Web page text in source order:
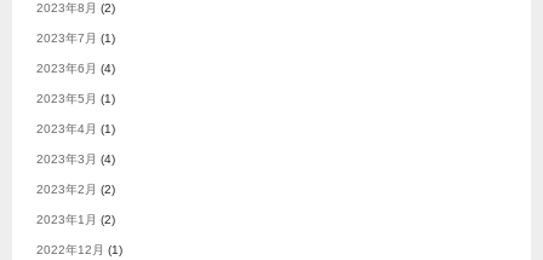
2023年8月 (2)
2023年7月 (1)
2023年6月 (4)
2023年5月 (1)
2023年4月 (1)
2023年3月 (4)
2023年2月 (2)
2023年1月 (2)
2022年12月 (1)